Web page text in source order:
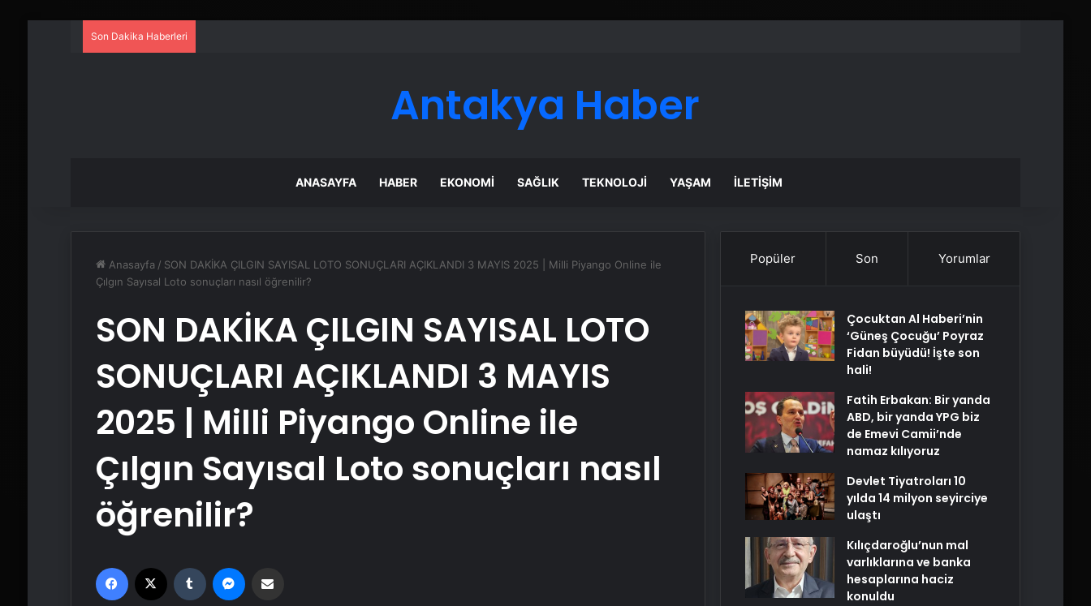
Son Dakika Haberleri
Antakya Haber
ANASAYFA HABER EKONOMI SAĞLIK TEKNOLOJI YAŞAM İLETIŞIM
Anasayfa / SON DAKİKA ÇILGIN SAYISAL LOTO SONUÇLARI AÇIKLANDI 3 MAYIS 2025 | Milli Piyango Online ile
Çılgın Sayısal Loto sonuçları nasıl öğrenilir?
SON DAKİKA ÇILGIN SAYISAL LOTO
SONUÇLARI AÇIKLANDI 3 MAYIS
2025 | Milli Piyango Online ile
Çılgın Sayısal Loto sonuçları nasıl
öğrenilir?
Facebook Tumblr
Popüler Son Yorumlar
Çocuktan Al Haberi’nin
‘Güneş Çocuğu’ Poyraz
Fidan büyüdü! İşte son
hali!
Fatih Erbakan: Bir yanda
ABD, bir yanda YPG biz
de Emevi Camii’nde
namaz kılıyoruz
Devlet Tiyatroları 10
yılda 14 milyon seyirciye
ulaştı
Kılıçdaroğlu’nun mal
varlıklarına ve banka
hesaplarına haciz
konuldu